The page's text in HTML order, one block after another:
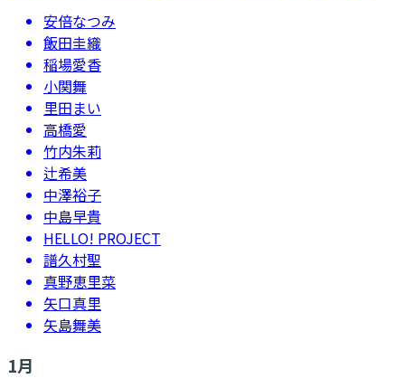
安倍なつみ
飯田圭織
稲場愛香
小関舞
里田まい
高橋愛
竹内朱莉
辻希美
中澤裕子
中島早貴
HELLO! PROJECT
譜久村聖
真野恵里菜
矢口真里
矢島舞美
1月